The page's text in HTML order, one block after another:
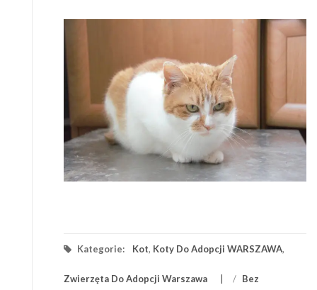
Kategorie: Kot, Koty Do Adopcji WARSZAWA,
Zwierzęta Do Adopcji Warszawa / Bez